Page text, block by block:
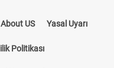
About US Yasal Uyarı
Politikası